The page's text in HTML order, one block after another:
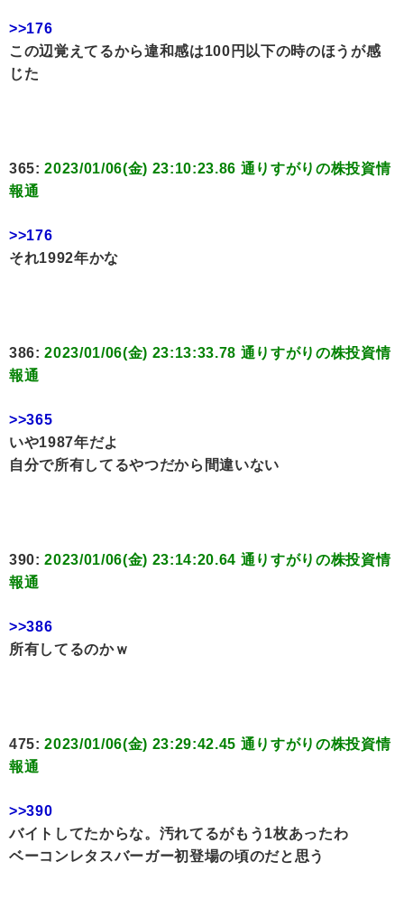
>>176
この辺覚えてるから違和感は100円以下の時のほうが感
じた
365:2023/01/06(金) 23:10:23.86 通りすがりの株投資情
報通
>>176
それ1992年かな
386:2023/01/06(金) 23:13:33.78 通りすがりの株投資情
報通
>>365
いや1987年だよ
自分で所有してるやつだから間違いない
390:2023/01/06(金) 23:14:20.64 通りすがりの株投資情
報通
>>386
所有してるのかｗ
475:2023/01/06(金) 23:29:42.45 通りすがりの株投資情
報通
>>390
バイトしてたからな。汚れてるがもう1枚あったわ
ベーコンレタスバーガー初登場の頃のだと思う